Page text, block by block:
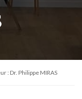
: Dr. Philippe MIRAS